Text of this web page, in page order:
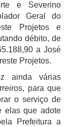
e Severino
Geral do
Projetos e
débito, de
a José
Projetos.
ainda várias
para que
o serviço de
elas que adote
Prefeitura a